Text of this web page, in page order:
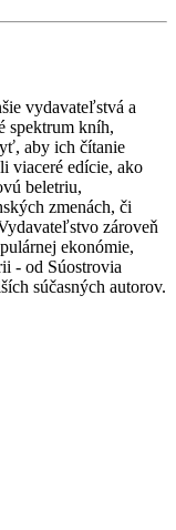
vydavateľstvá a
spektrum kníh,
aby ich čítanie
viaceré edície, ako
beletriu,
zmenách, či
zároveň
ekonómie,
- od Súostrovia
súčasných autorov.